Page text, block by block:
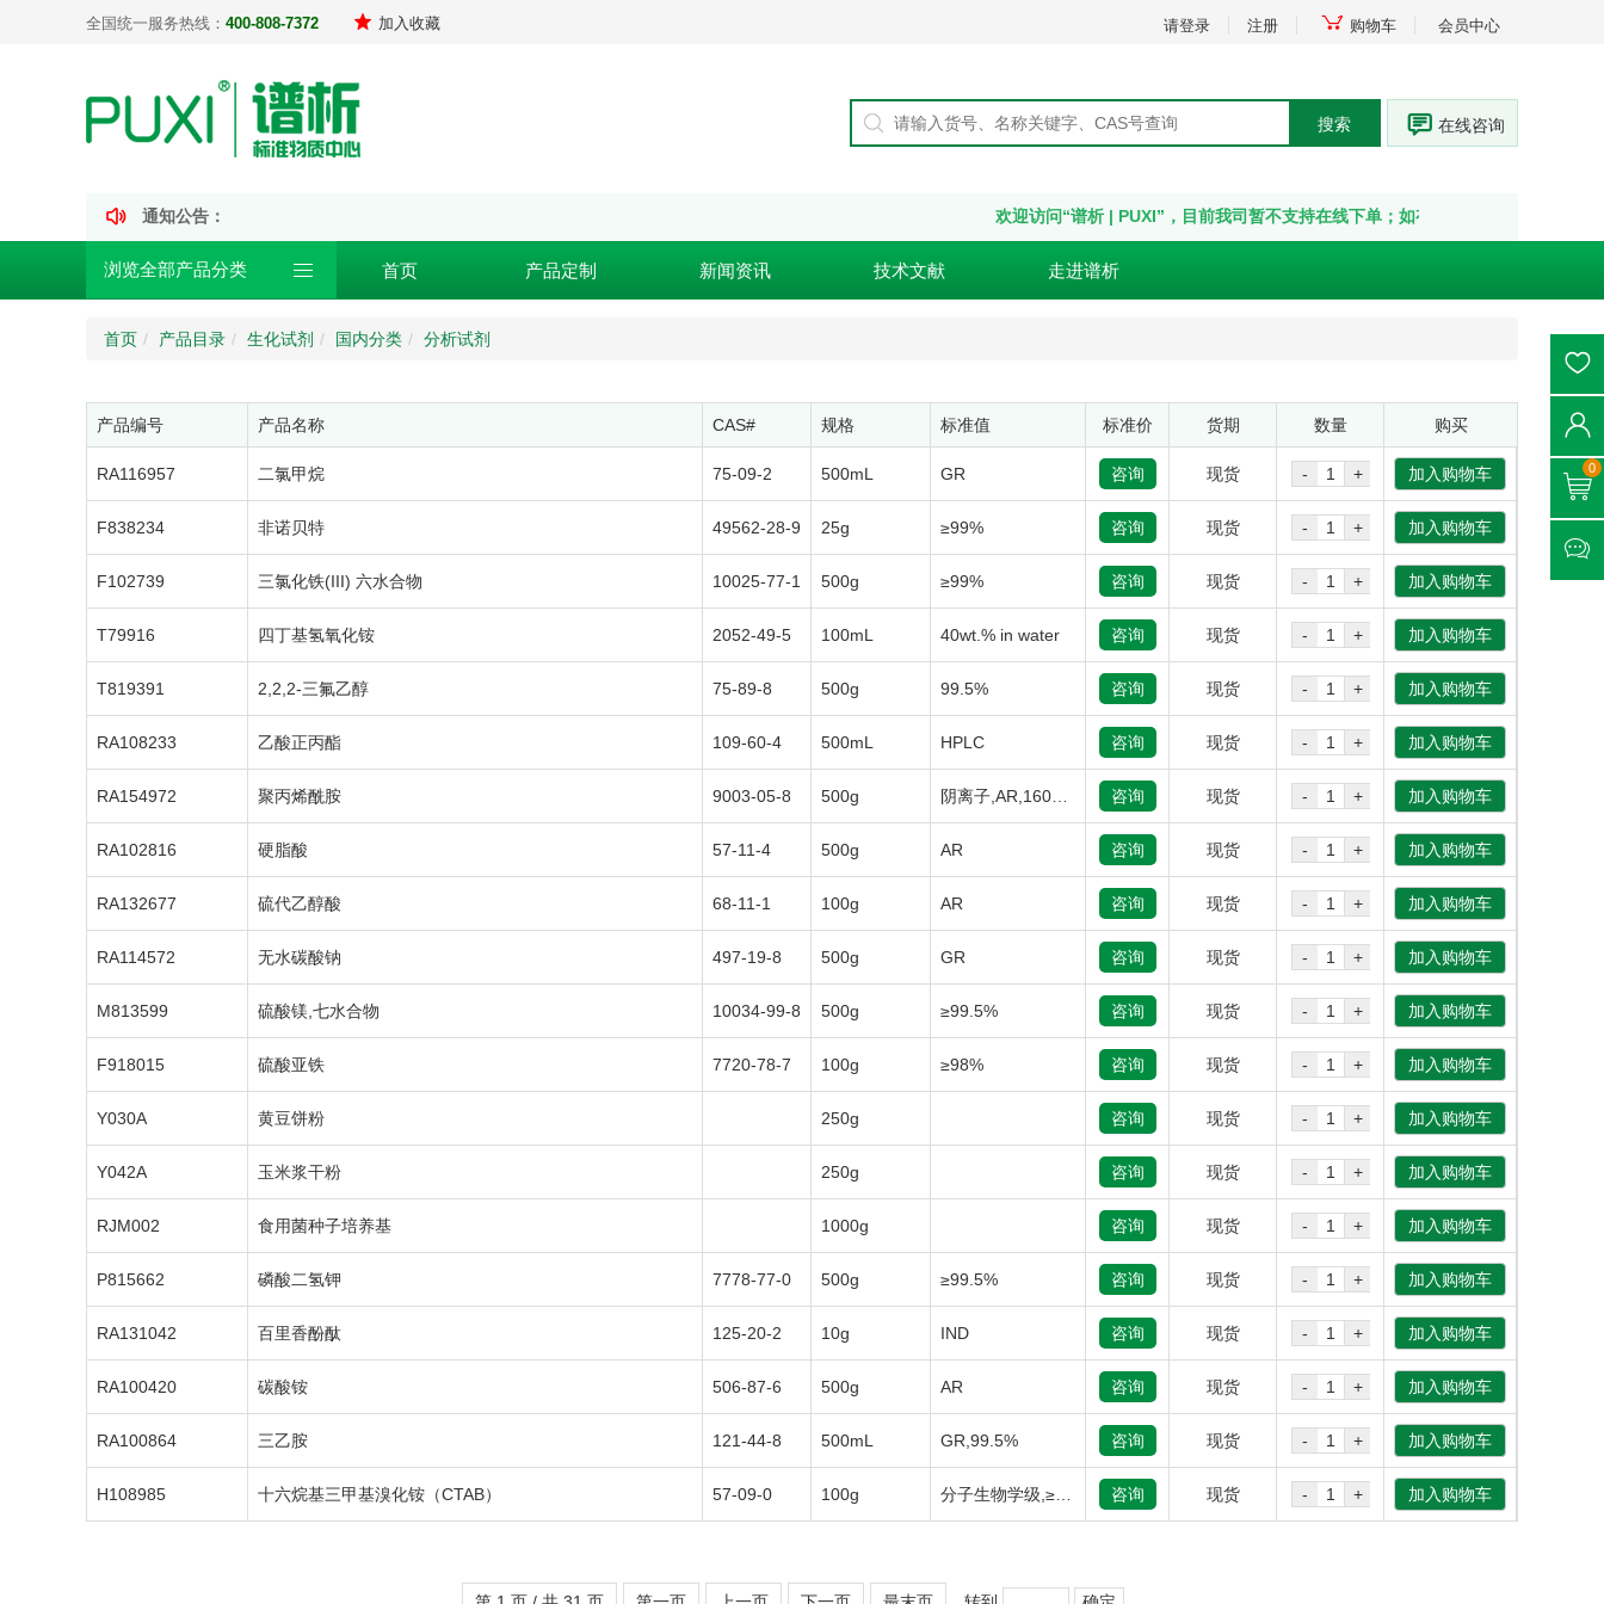
全国统一服务热线： 400-808-7372 加入收藏 请登录 注册 购物车 会员中心
搜索 在线咨询
通知公告： 欢迎访问“谱析 | PUXI”，目前我司暂不支持在线下单；如有疑问，请点击“在线咨
浏览全部产品分类 首页 产品定制 新闻资讯 技术文献 走进谱析
首页 产品目录 生化试剂 国内分类 分析试剂
产品编号 产品名称 CAS# 规格 标准值 标准价 货期 数量 购买
RA116957 二氯甲烷 75-09-2 500mL GR 咨询 现货 - + 加入购物车
F838234 非诺贝特 49562-28-9 25g ≥99% 咨询 现货 - + 加入购物车
F102739 三氯化铁(III) 六水合物 10025-77-1 500g ≥99% 咨询 现货 - + 加入购物车
T79916 四丁基氢氧化铵 2052-49-5 100mL 40wt.% in water 咨询 现货 - + 加入购物车
T819391 2,2,2-三氟乙醇 75-89-8 500g 99.5% 咨询 现货 - + 加入购物车
RA108233 乙酸正丙酯 109-60-4 500mL HPLC 咨询 现货 - + 加入购物车
RA154972 聚丙烯酰胺 9003-05-8 500g 咨询 现货 - + 加入购物车
RA102816 硬脂酸 57-11-4 500g AR 咨询 现货 - + 加入购物车
RA132677 硫代乙醇酸 68-11-1 100g AR 咨询 现货 - + 加入购物车
RA114572 无水碳酸钠 497-19-8 500g GR 咨询 现货 - + 加入购物车
M813599 硫酸镁,七水合物 10034-99-8 500g ≥99.5% 咨询 现货 - + 加入购物车
F918015 硫酸亚铁 7720-78-7 100g ≥98% 咨询 现货 - + 加入购物车
Y030A 黄豆饼粉 250g 咨询 现货 - + 加入购物车
Y042A 玉米浆干粉 250g 咨询 现货 - + 加入购物车
RJM002 食用菌种子培养基 1000g 咨询 现货 - + 加入购物车
P815662 磷酸二氢钾 7778-77-0 500g ≥99.5% 咨询 现货 - + 加入购物车
RA131042 百里香酚酞 125-20-2 10g IND 咨询 现货 - + 加入购物车
RA100420 碳酸铵 506-87-6 500g AR 咨询 现货 - + 加入购物车
RA100864 三乙胺 121-44-8 500mL GR,99.5% 咨询 现货 - + 加入购物车
H108985 十六烷基三甲基溴化铵（CTAB） 57-09-0 100g 咨询 现货 - + 加入购物车
0